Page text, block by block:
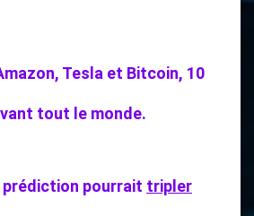
Tesla et Bitcoin, 10
tout le monde.
prédiction pourrait tripler